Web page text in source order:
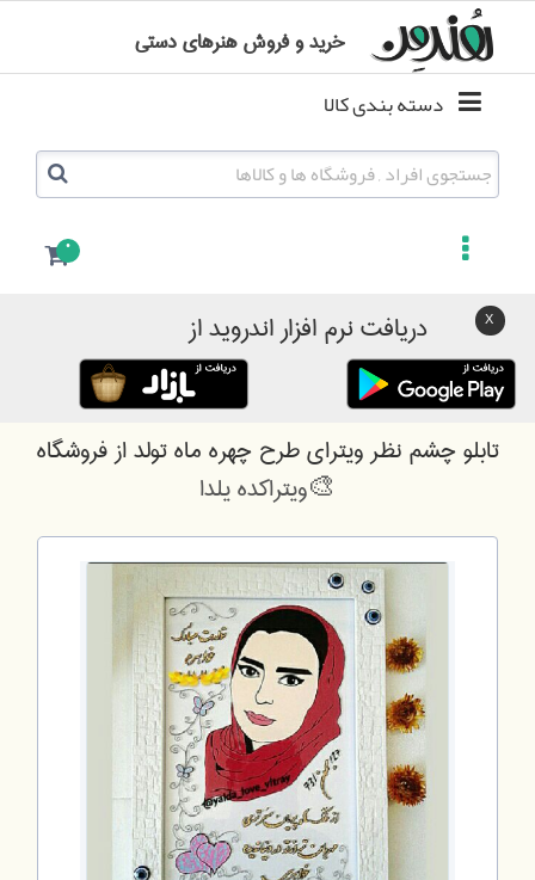
0
خرید و فروش هنرهای دستی
دریافت نرم افزار اندروید از
تابلو چشم نظر ویترای طرح چهره ماه تولداز فروشگاه
ویتراکده یلدا🎨